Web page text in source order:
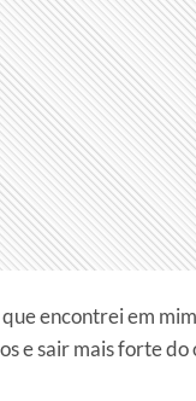
encontrei em
e sair mais forte do